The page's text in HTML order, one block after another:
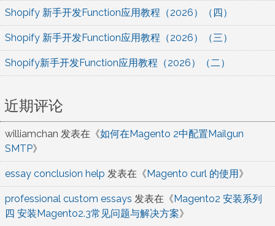
Shopify 新手开发Function应用教程（2026）（四）
Shopify 新手开发Function应用教程（2026）（三）
Shopify新手开发Function应用教程（2026）（二）
近期评论
williamchan 发表在《如何在Magento 2中配置Mailgun
SMTP》
essay conclusion help 发表在《Magento curl 的使用》
professional custom essays 发表在《Magento2 安装系列
四 安装Magento2.3常见问题与解决方案》